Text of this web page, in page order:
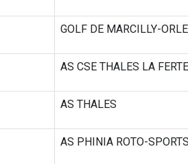
GOLF DE MARCILLY-
AS CSE THALES LA
AS THALES
AS PHINIA ROTO-SPORTS